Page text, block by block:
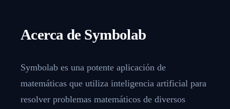
Acerca de Symbolab
Symbolab es una potente aplicación de
matemáticas que utiliza inteligencia artificial para
resolver problemas matemáticos de diversos